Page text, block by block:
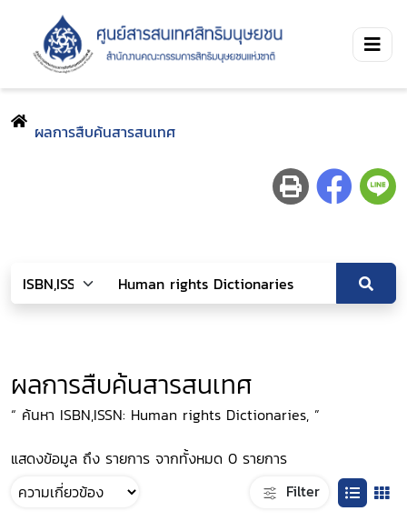
ผลการสืบค้นสารสนเทศ
ผลการสืบค้นสารสนเทศ
“ ค้นหา ISBN,ISSN: Human rights Dictionaries, ”
แสดงข้อมูล ถึง รายการ จากทั้งหมด 0 รายการ
Filter